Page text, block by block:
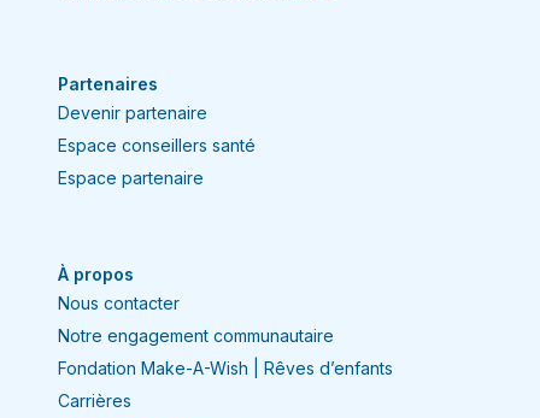
Partenaires
Devenir partenaire
Espace conseillers santé
Espace partenaire
À propos
Nous contacter
Notre engagement communautaire
Fondation Make-A-Wish | Rêves d’enfants
Carrières